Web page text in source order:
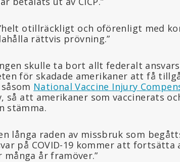
”helt otillräckligt och oförenligt med
rättvis prövning.”
skulle ta bort allt federalt
för skadade amerikaner att få
National Vaccine Injury
så att amerikaner som vaccinerats
stämma.
långa raden av missbruk som
på COVID-19 kommer att fortsätta
år framöver.”